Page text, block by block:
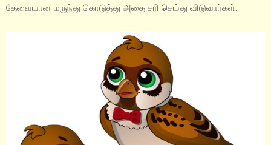
தேவையான மருந்து கொடுத்து அதை சரி செய்து விடுவார்கள்.